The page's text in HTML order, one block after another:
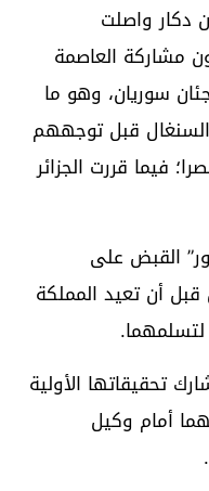
دكار واصلت
مشاركة العاصمة
سوريان، وهو ما
قبل توجههم
إذ وصل إليها 78 عنصرا؛ فيما قررت الجزائر
القبض على
أن تعيد المملكة
تحقيقاتها الأولية
أمام وكيل